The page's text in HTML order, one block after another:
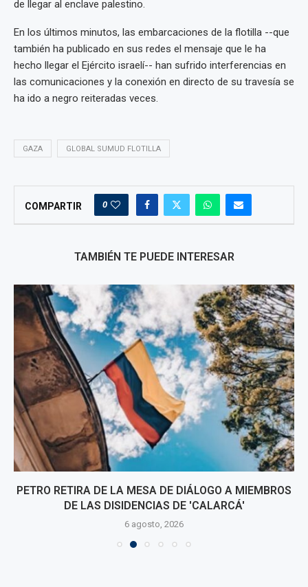
de llegar al enclave palestino.
En los últimos minutos, las embarcaciones de la flotilla --que
también ha publicado en sus redes el mensaje que le ha
hecho llegar el Ejército israelí-- han sufrido interferencias en
las comunicaciones y la conexión en directo de su travesía se
ha ido a negro reiteradas veces.
GAZA GLOBAL SUMUD FLOTILLA
COMPARTIR 0
TAMBIÉN TE PUEDE INTERESAR
PETRO RETIRA DE LA MESA DE DIÁLOGO A MIEMBROS
DE LAS DISIDENCIAS DE 'CALARCÁ'
6 agosto, 2026